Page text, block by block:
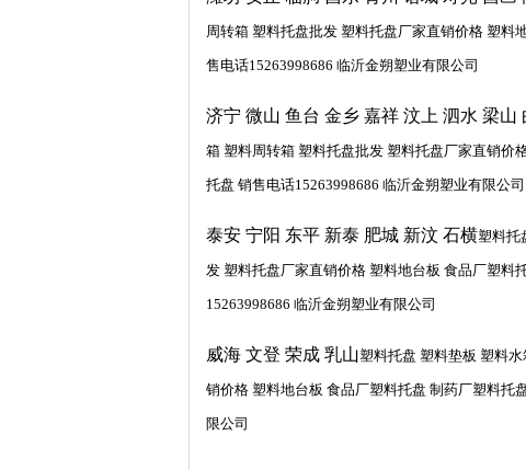
周转箱 塑料托盘批发 塑料托盘厂家直销价格 塑料
售电话15263998686 临沂金朔塑业有限公司
济宁 微山 鱼台 金乡 嘉祥 汶上 泗水 梁山
箱 塑料周转箱 塑料托盘批发 塑料托盘厂家直销价
托盘 销售电话15263998686 临沂金朔塑业有限公司
泰安 宁阳 东平 新泰 肥城 新汶 石横塑料托
发 塑料托盘厂家直销价格 塑料地台板 食品厂塑料
15263998686 临沂金朔塑业有限公司
威海 文登 荣成 乳山塑料托盘 塑料垫板 塑料
销价格 塑料地台板 食品厂塑料托盘 制药厂塑料托
限公司